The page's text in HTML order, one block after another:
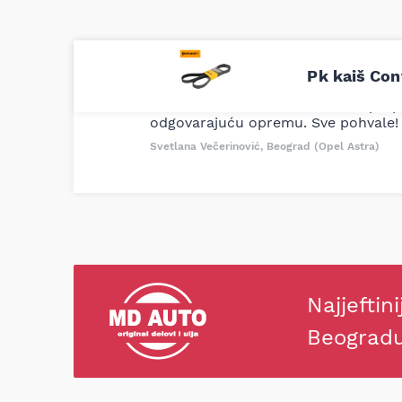
Pk kaiš
Uporedila sam sve moguće online
definitivno najbolje cene su ovde.
odgovarajuću opremu. Sve pohvale!
Svetlana Večerinović, Beograd (Opel Astra)